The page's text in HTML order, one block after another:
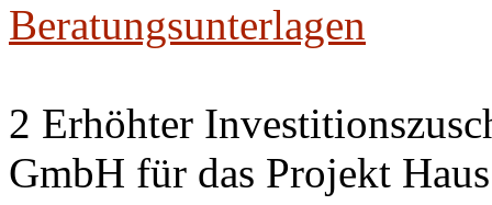
Beratungsunterlagen
2 Erhöhter
GmbH für das Projekt